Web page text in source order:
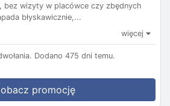
bez wizyty w placówce czy zbędnych
błyskawicznie,...
więcej
Dodano 475 dni temu.
promocję